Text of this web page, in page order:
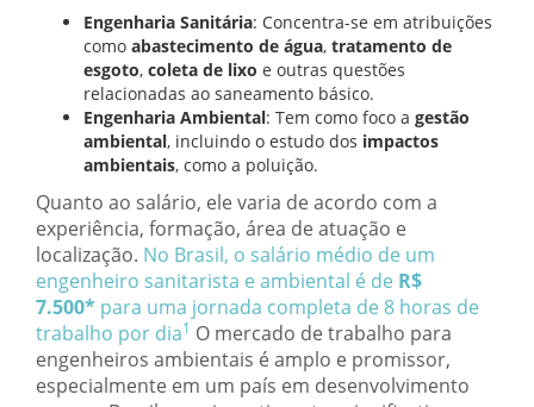
Engenharia Sanitária: Concentra-se em atribuições
como abastecimento de água, tratamento de
esgoto, coleta de lixo e outras questões
relacionadas ao saneamento básico.
Engenharia Ambiental: Tem como foco a gestão
ambiental, incluindo o estudo dos impactos
ambientais, como a poluição.
Quanto ao salário, ele varia de acordo com a
experiência, formação, área de atuação e
localização. No Brasil, o salário médio de um
engenheiro sanitarista e ambiental é de R$
7.500* para uma jornada completa de 8 horas de
trabalho por dia1 O mercado de trabalho para
engenheiros ambientais é amplo e promissor,
especialmente em um país em desenvolvimento